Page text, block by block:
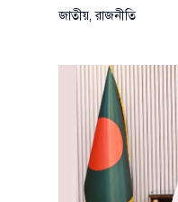
জাতীয়,রাজনীতি